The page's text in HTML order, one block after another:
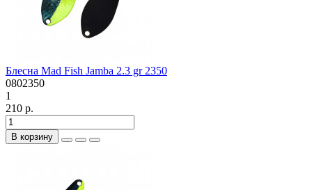
Блесна Mad Fish Jamba 2.3 gr 2350
0802350
1
210 р.
В корзину